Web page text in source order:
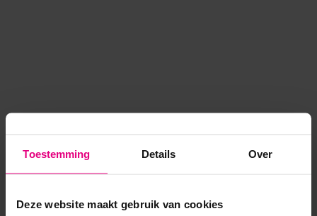
Toestemming Details Over
Deze website maakt gebruik van cookies